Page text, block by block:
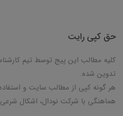
حق کپی رایت
کلیه مطالب این پیج توسط تیم
تدوین شده.
هر گونه کپی از مطالب سایت و
هماهنگی با شرکت نودال، اشکال شرعی